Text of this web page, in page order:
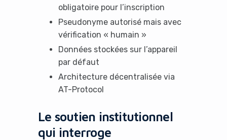
obligatoire pour l’inscription
Pseudonyme autorisé mais avec
vérification « humain »
Données stockées sur l’appareil
par défaut
Architecture décentralisée via
AT-Protocol
Le soutien institutionnel
qui interroge